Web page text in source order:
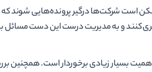
است شرکت‌ها درگیر پرونده‌هایی شوند
کنند و به مدیریت درست این دست مسائل
بسیار زیادی برخوردار است. همچنین